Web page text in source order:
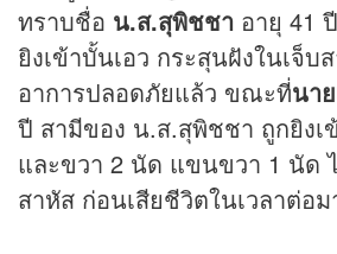
ทราบชื่อ น.ส.สุพิชชา อายุ 41
ยิงเข้าบั้นเอว กระสุนฝังในเจ็บ
อาการปลอดภัยแล้ว ขณะที่นา
ปี สามีของ น.ส.สุพิชชา ถูกยิงเ
และขวา 2 นัด แขนขวา 1 นัด
สาหัส ก่อนเสียชีวิตในเวลาต่อม